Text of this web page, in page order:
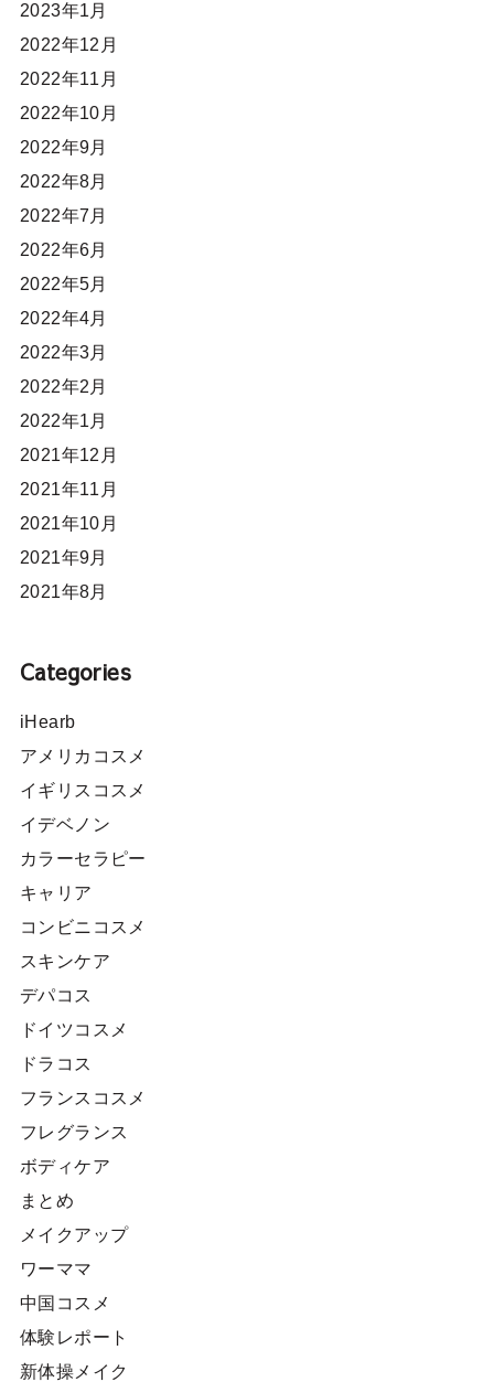
2023年1月
2022年12月
2022年11月
2022年10月
2022年9月
2022年8月
2022年7月
2022年6月
2022年5月
2022年4月
2022年3月
2022年2月
2022年1月
2021年12月
2021年11月
2021年10月
2021年9月
2021年8月
Categories
iHearb
アメリカコスメ
イギリスコスメ
イデベノン
カラーセラピー
キャリア
コンビニコスメ
スキンケア
デパコス
ドイツコスメ
ドラコス
フランスコスメ
フレグランス
ボディケア
まとめ
メイクアップ
ワーママ
中国コスメ
体験レポート
新体操メイク